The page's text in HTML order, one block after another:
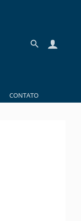
CONTATO